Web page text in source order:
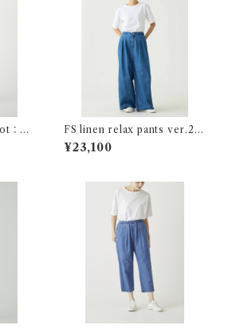
：26
FS linen relax pants ver.2 L
ot:24219
¥23,100